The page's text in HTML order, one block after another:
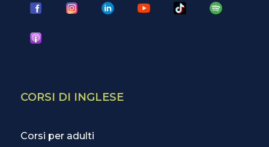
CORSI DI INGLESE
Corsi per adulti